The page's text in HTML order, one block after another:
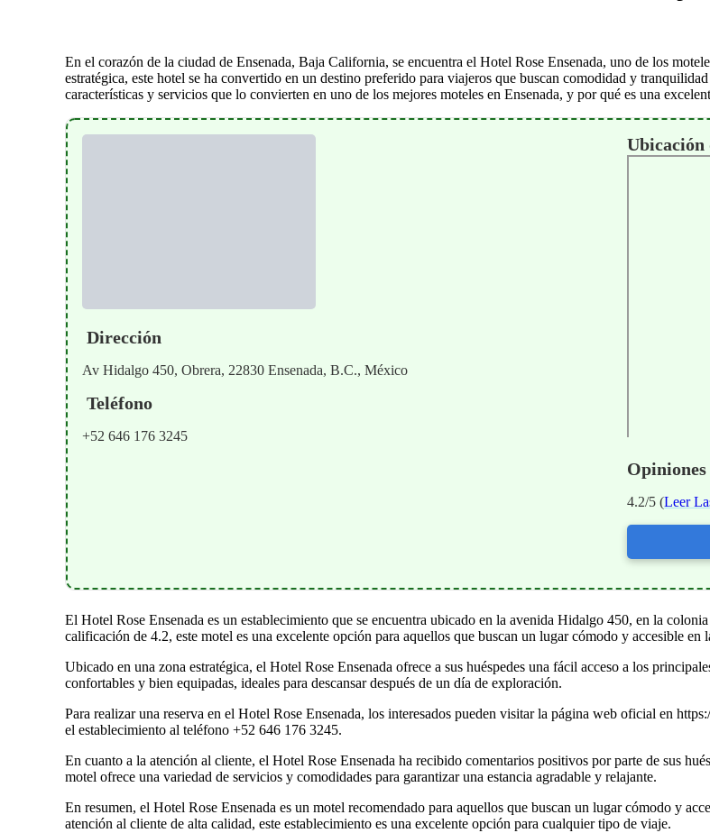
En el corazón de la ciudad de Ensenada, Baja California, se encuentra el Hotel Rose Ensenada, uno de los
estratégica, este hotel se ha convertido en un destino preferido para viajeros que buscan comodidad y
características y servicios que lo convierten en uno de los mejores moteles en Ensenada, y por qué es una
Dirección
Av Hidalgo 450, Obrera, 22830 Ensenada, B.C., México
Teléfono
+52 646 176 3245
Ubicación
Opiniones
4.2/5 (Leer
El Hotel Rose Ensenada es un establecimiento que se encuentra ubicado en la avenida Hidalgo 450, en la
calificación de 4.2, este motel es una excelente opción para aquellos que buscan un lugar cómodo y accesible en
Ubicado en una zona estratégica, el Hotel Rose Ensenada ofrece a sus huéspedes una fácil acceso a los
confortables y bien equipadas, ideales para descansar después de un día de exploración.
Para realizar una reserva en el Hotel Rose Ensenada, los interesados pueden visitar la página web oficial en
el establecimiento al teléfono +52 646 176 3245.
En cuanto a la atención al cliente, el Hotel Rose Ensenada ha recibido comentarios positivos por parte de sus
motel ofrece una variedad de servicios y comodidades para garantizar una estancia agradable y relajante.
En resumen, el Hotel Rose Ensenada es un motel recomendado para aquellos que buscan un lugar cómodo y
atención al cliente de alta calidad, este establecimiento es una excelente opción para cualquier tipo de viaje.